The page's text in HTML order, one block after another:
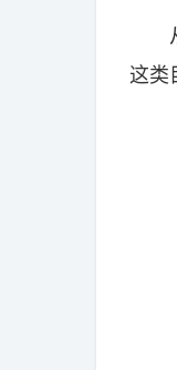
从
这类